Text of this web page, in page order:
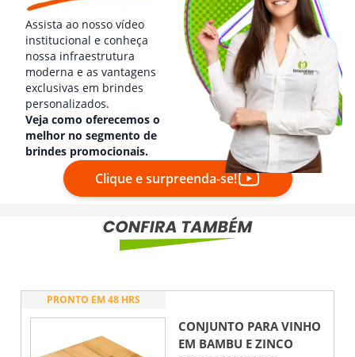
Assista ao nosso vídeo
institucional e conheça
nossa infraestrutura
moderna e as vantagens
exclusivas em brindes
personalizados.
Veja como oferecemos o
melhor no segmento de
brindes promocionais.
Clique e surpreenda-se!
PRONTO EM 48 HRS
CONJUNTO PARA VINHO
EM BAMBU E ZINCO